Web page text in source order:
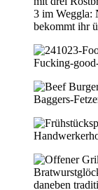
3 im Weggla:
bekommt ihr